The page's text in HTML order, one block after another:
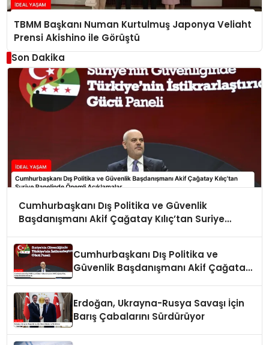
TBMM Başkanı Numan Kurtulmuş Japonya Veliaht
Prensi Akishino ile Görüştü
Son Dakika
Cumhurbaşkanı Dış Politika ve Güvenlik
Başdanışmanı Akif Çağatay Kılıç’tan Suriye
Cumhurbaşkanı Dış Politika ve
Güvenlik Başdanışmanı Akif Çağatay
Erdoğan, Ukrayna-Rusya Savaşı İçin
Barış Çabalarını Sürdürüyor